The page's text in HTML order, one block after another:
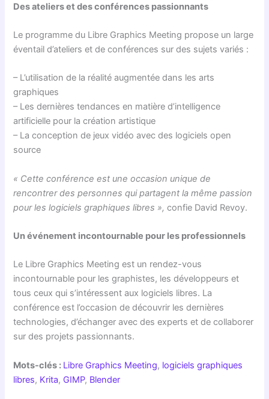
Des ateliers et des conférences passionnants
Le programme du Libre Graphics Meeting propose un large
éventail d’ateliers et de conférences sur des sujets variés :
– L’utilisation de la réalité augmentée dans les arts
graphiques
– Les dernières tendances en matière d’intelligence
artificielle pour la création artistique
– La conception de jeux vidéo avec des logiciels open
source
« Cette conférence est une occasion unique de
rencontrer des personnes qui partagent la même passion
pour les logiciels graphiques libres », confie David Revoy.
Un événement incontournable pour les professionnels
Le Libre Graphics Meeting est un rendez-vous
incontournable pour les graphistes, les développeurs et
tous ceux qui s’intéressent aux logiciels libres. La
conférence est l’occasion de découvrir les dernières
technologies, d’échanger avec des experts et de collaborer
sur des projets passionnants.
Mots-clés : Libre Graphics Meeting, logiciels graphiques
libres, Krita, GIMP, Blender